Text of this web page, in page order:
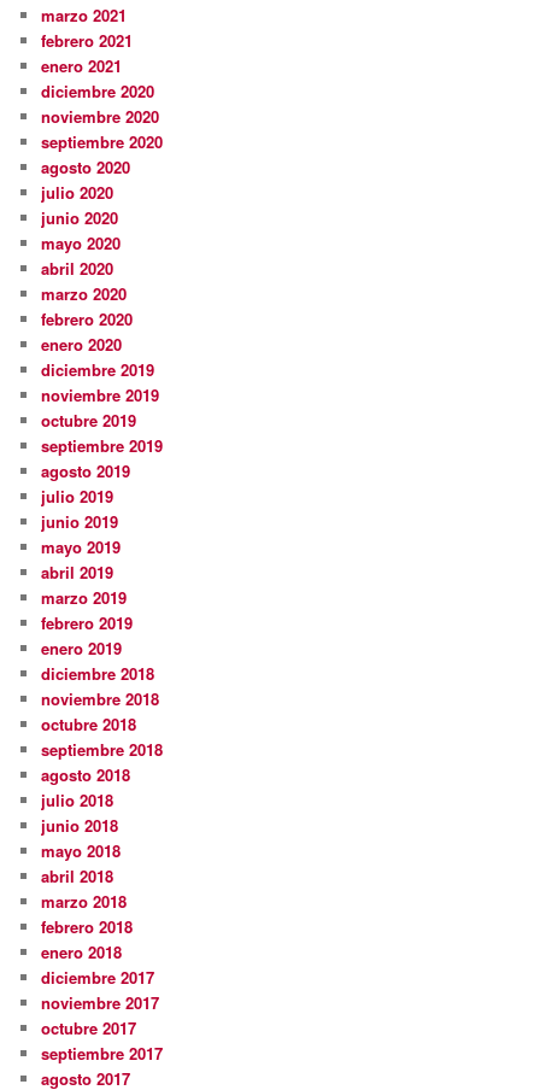
marzo 2021
febrero 2021
enero 2021
diciembre 2020
noviembre 2020
septiembre 2020
agosto 2020
julio 2020
junio 2020
mayo 2020
abril 2020
marzo 2020
febrero 2020
enero 2020
diciembre 2019
noviembre 2019
octubre 2019
septiembre 2019
agosto 2019
julio 2019
junio 2019
mayo 2019
abril 2019
marzo 2019
febrero 2019
enero 2019
diciembre 2018
noviembre 2018
octubre 2018
septiembre 2018
agosto 2018
julio 2018
junio 2018
mayo 2018
abril 2018
marzo 2018
febrero 2018
enero 2018
diciembre 2017
noviembre 2017
octubre 2017
septiembre 2017
agosto 2017